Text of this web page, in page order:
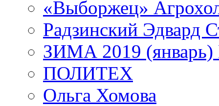
«Выборжец»
Радзинский Эдвард
ЗИМА 2019 (январь)
ПОЛИТЕХ
Ольга Хомова